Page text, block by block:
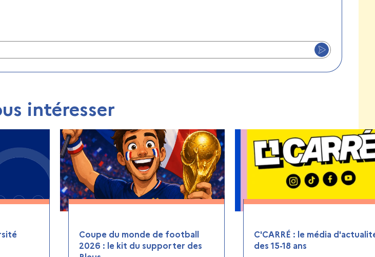
intéresser
Coupe du monde de football
2026 : le kit du supporter des
C'CARRÉ : le média
des 15-18 ans